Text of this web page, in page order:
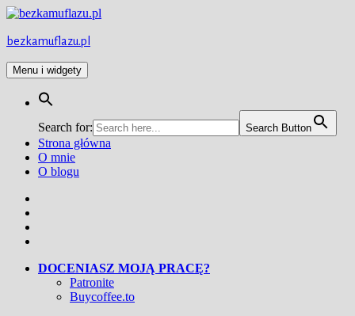
Przejdź
treści
bezkamuflazu.pl
Menu i widgety
Search for: Search Button
Strona główna
O mnie
O blogu
DOCENIASZ MOJĄ PRACĘ?
Patronite
Buycoffee.to